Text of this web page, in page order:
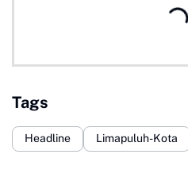
Tags
Headline Limapuluh-Kota